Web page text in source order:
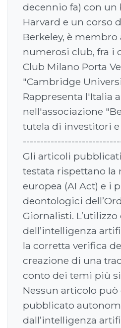
decennio fa) con un
Harvard e un corso
Berkeley, è membro
numerosi club, fra i
Club Milano Porta
"Cambridge
Rappresenta l'Italia
nell'associazione
tutela di investitori
Gli articoli
testata rispettano la
europea (AI Act) e i
deontologici
Giornalisti. L’utilizzo
dell’intelligenza
la corretta verifica
creazione di una
conto dei temi più
Nessun articolo può
pubblicato
dall’intelligenza